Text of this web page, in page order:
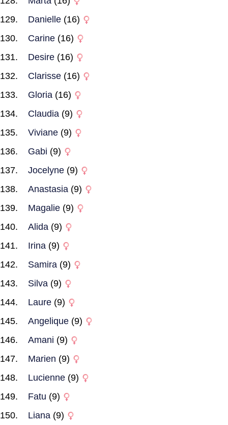
Danielle (16)
Carine (16)
Desire (16)
Clarisse (16)
Gloria (16)
Claudia (9)
Viviane (9)
Gabi (9)
Jocelyne (9)
Anastasia (9)
Magalie (9)
Alida (9)
Irina (9)
Samira (9)
Silva (9)
Laure (9)
Angelique (9)
Amani (9)
Marien (9)
Lucienne (9)
Fatu (9)
Liana (9)